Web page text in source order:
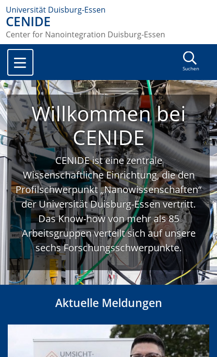
Universität Duisburg-Essen
CENIDE
Center for Nanointegration Duisburg-Essen
Suchen
Willkommen bei
CENIDE
CENIDE ist eine zentrale
Wissenschaftliche Einrichtung, die den
Profilschwerpunkt „Nanowissenschaften“
der Universität Duisburg-Essen vertritt.
Das Know-how von mehr als 85
Arbeitsgruppen verteilt sich auf unsere
sechs Forschungsschwerpunkte.
Aktuelle Meldungen